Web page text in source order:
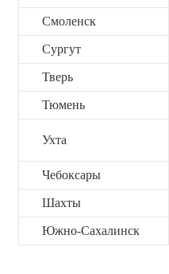
Смоленск
Сургут
Тверь
Тюмень
Ухта
Чебоксары
Шахты
Южно-Сахалинск